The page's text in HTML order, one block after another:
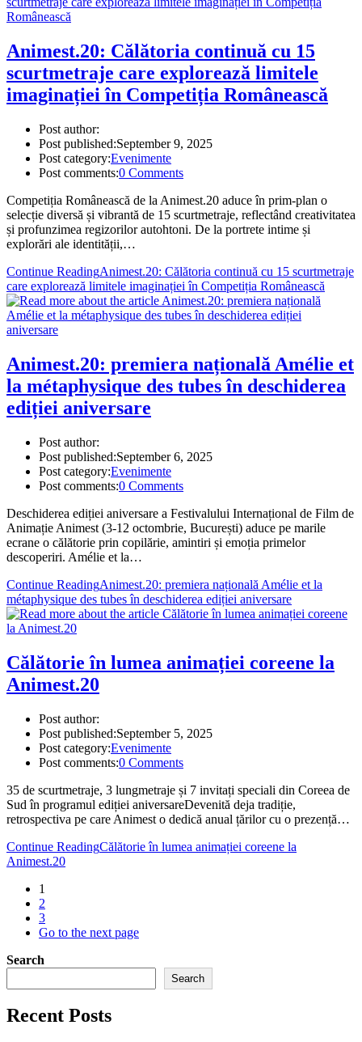
Animest.20: Călătoria continuă cu 15
scurtmetraje care explorează limitele
imaginației în Competiția Românească
Post author:
Post published:September 9, 2025
Post category:Evenimente
Post comments:0 Comments
Competiția Românească de la Animest.20 aduce în prim-plan o
selecție diversă și vibrantă de 15 scurtmetraje, reflectând creativitatea
și profunzimea regizorilor autohtoni. De la portrete intime și
explorări ale identității,…
Continue ReadingAnimest.20: Călătoria continuă cu 15 scurtmetraje
care explorează limitele imaginației în Competiția Românească
Animest.20: premiera națională Amélie et
la métaphysique des tubes în deschiderea
ediției aniversare
Post author:
Post published:September 6, 2025
Post category:Evenimente
Post comments:0 Comments
Deschiderea ediției aniversare a Festivalului Internațional de Film de
Animație Animest (3-12 octombrie, București) aduce pe marile
ecrane o călătorie prin copilărie, amintiri și emoția primelor
descoperiri. Amélie et la…
Continue ReadingAnimest.20: premiera națională Amélie et la
métaphysique des tubes în deschiderea ediției aniversare
Călătorie în lumea animației coreene la
Animest.20
Post author:
Post published:September 5, 2025
Post category:Evenimente
Post comments:0 Comments
35 de scurtmetraje, 3 lungmetraje și 7 invitați speciali din Coreea de
Sud în programul ediției aniversareDevenită deja tradiție,
retrospectiva pe care Animest o dedică anual țărilor cu o prezență…
Continue ReadingCălătorie în lumea animației coreene la
Animest.20
1
2
3
Go to the next page
Search
Search
Recent Posts